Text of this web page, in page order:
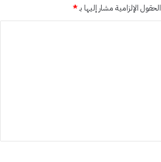
الحقول الإلزامية مشار إليها بـ*